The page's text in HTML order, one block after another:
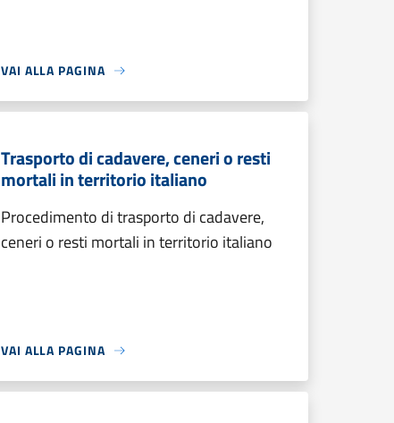
VAI ALLA PAGINA
Trasporto di cadavere, ceneri o resti
mortali in territorio italiano
Procedimento di trasporto di cadavere,
ceneri o resti mortali in territorio italiano
VAI ALLA PAGINA